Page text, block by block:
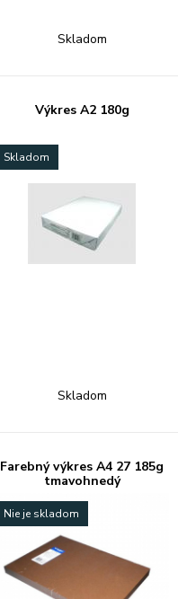
Skladom
Výkres A2 180g
Skladom
Skladom
Farebný výkres A4 27 185g
tmavohnedý
Nie je skladom